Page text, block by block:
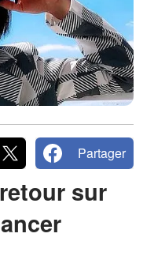
Partager
sur